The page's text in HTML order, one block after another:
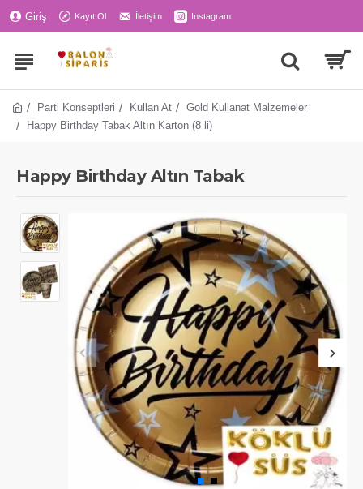
Giriş Kayıt Ol İletişim Instagram
Parti Konseptleri Kullan At
Gold Kullanat Malzemeler
Happy Birthday Tabak Altın Karton (8 li)
Happy Birthday Altın Tabak